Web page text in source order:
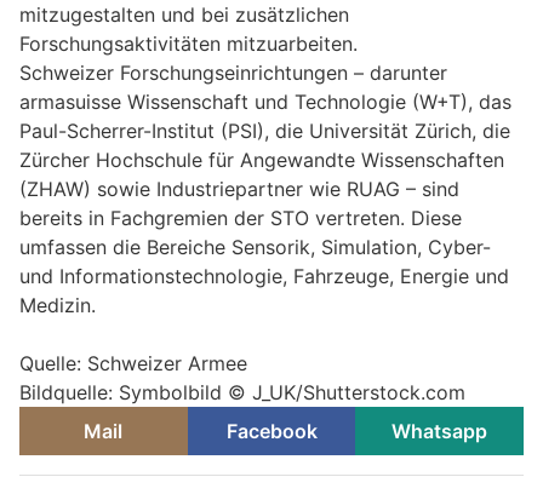
mitzugestalten und bei zusätzlichen
Forschungsaktivitäten mitzuarbeiten.
Schweizer Forschungseinrichtungen – darunter
armasuisse Wissenschaft und Technologie (W+T), das
Paul-Scherrer-Institut (PSI), die Universität Zürich, die
Zürcher Hochschule für Angewandte Wissenschaften
(ZHAW) sowie Industriepartner wie RUAG – sind
bereits in Fachgremien der STO vertreten. Diese
umfassen die Bereiche Sensorik, Simulation, Cyber-
und Informationstechnologie, Fahrzeuge, Energie und
Medizin.
Quelle: Schweizer Armee
Bildquelle: Symbolbild © J_UK/Shutterstock.com
Mail
Facebook Whatsapp